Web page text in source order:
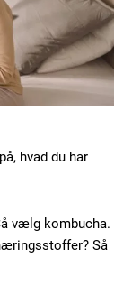
hvad du har
vælg kombucha.
Så